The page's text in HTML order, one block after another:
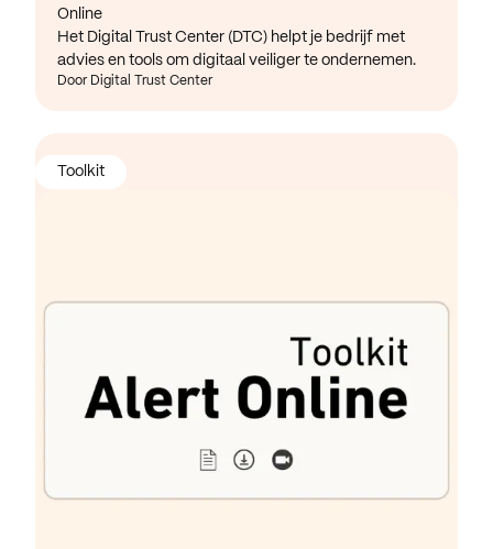
Online
Het Digital Trust Center (DTC) helpt je bedrijf met
advies en tools om digitaal veiliger te ondernemen.
Door Digital Trust Center
Toolkit